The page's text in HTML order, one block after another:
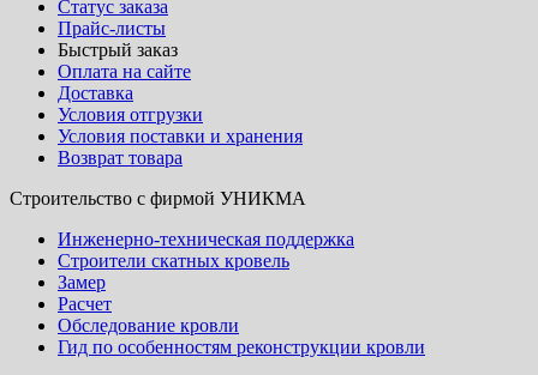
Статус заказа
Прайс-листы
Быстрый заказ
Оплата на сайте
Доставка
Условия отгрузки
Условия поставки и хранения
Возврат товара
Строительство с фирмой УНИКМА
Инженерно-техническая поддержка
Строители скатных кровель
Замер
Расчет
Обследование кровли
Гид по особенностям реконструкции кровли